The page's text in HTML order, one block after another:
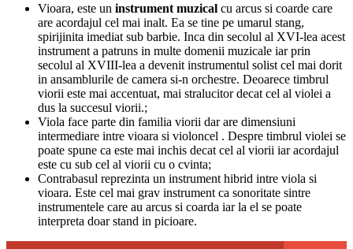
Vioara, este un instrument muzical cu arcus si coarde care
are acordajul cel mai inalt. Ea se tine pe umarul stang,
spirijinita imediat sub barbie. Inca din secolul al XVI-lea acest
instrument a patruns in multe domenii muzicale iar prin
secolul al XVIII-lea a devenit instrumentul solist cel mai dorit
in ansamblurile de camera si-n orchestre. Deoarece timbrul
viorii este mai accentuat, mai stralucitor decat cel al violei a
dus la succesul viorii.;
Viola face parte din familia viorii dar are dimensiuni
intermediare intre vioara si violoncel . Despre timbrul violei se
poate spune ca este mai inchis decat cel al viorii iar acordajul
este cu sub cel al viorii cu o cvinta;
Contrabasul reprezinta un instrument hibrid intre viola si
vioara. Este cel mai grav instrument ca sonoritate sintre
instrumentele care au arcus si coarda iar la el se poate
interpreta doar stand in picioare.